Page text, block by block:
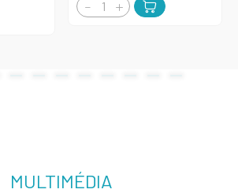
MULTIMÉDIA